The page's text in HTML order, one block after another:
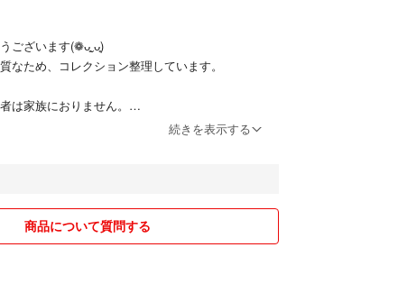
ございます(❁ᴗ͈ˬᴗ͈)
なため、コレクション整理しています。
は家族におりません。
ニーズ・韓流)
続きを表示する
商品について質問する